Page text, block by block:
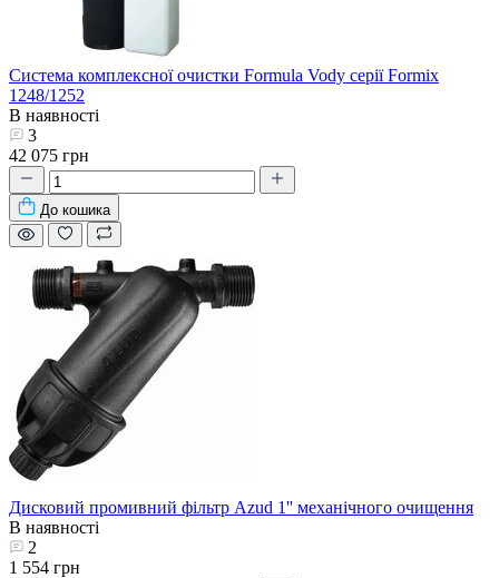
Система комплексної очистки Formula Vody серії Formix
1248/1252
В наявності
3
42 075 грн
До кошика
Дисковий промивний фільтр Azud 1'' механічного очищення
В наявності
2
1 554 грн